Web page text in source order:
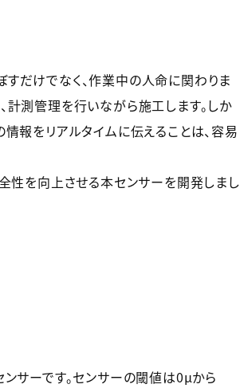
だけでなく、作業中の人命に関わりま
測管理を行いながら施工します。しか
報をリアルタイムに伝えることは、容易
性を向上させる本センサーを開発しまし
サーです。センサーの閾値は0μから